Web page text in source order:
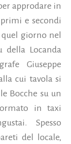
approdare in
e secondi
giorno nel
Locanda
Giuseppe
cui tavola si
Bocche su un
in taxi
Spesso
del locale,